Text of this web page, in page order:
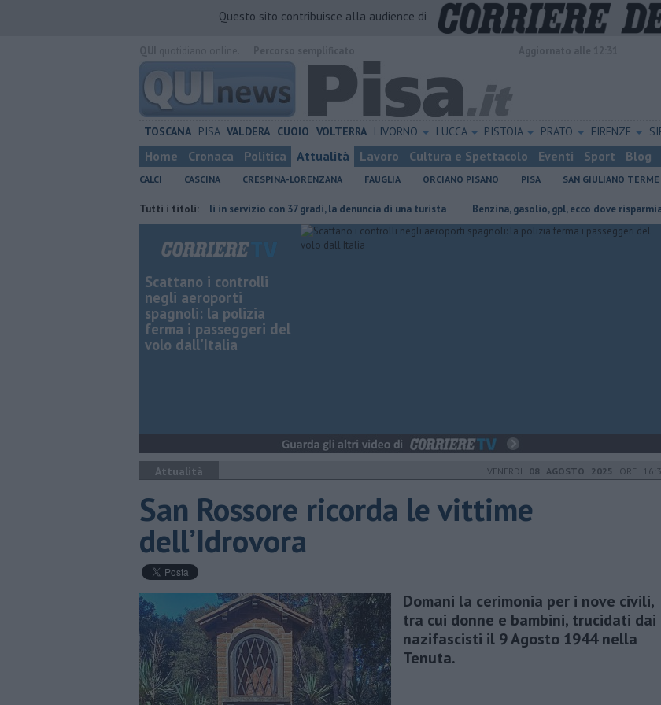
Questo sito contribuisce alla audience di
TOSCANA PISA VALDERA CUOIO VOLTERRA LIVORNO LUCCA PISTOIA PRATO FIRENZE
Home Cronaca Politica Attualità Lavoro Cultura e Spettacolo Eventi Sport Blog
CALCI CASCINA CRESPINA-LORENZANA FAUGLIA ORCIANO PISANO PISA SAN GIULIANO TERME
Tutti i titoli:
Cavalli in servizio con 37 gradi, la denuncia di una turista ​Benzina, gasolio, gpl, ecco dove risparmiare
Scattano i controlli
negli aeroporti
spagnoli: la polizia
ferma i passeggeri del
volo dall'Italia
Attualità VENERDÌ 08 AGOSTO 2025 ORE
San Rossore ricorda le vittime
dell’Idrovora
Domani la cerimonia per i nove civili,
tra cui donne e bambini, trucidati dai
nazifascisti il 9 Agosto 1944 nella
Tenuta.